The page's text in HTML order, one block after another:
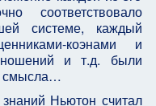
соответствовало
системе, каждый
коэнами и
и т.д. были
смысла…
Ньютон считал